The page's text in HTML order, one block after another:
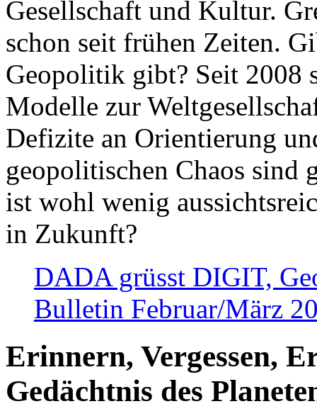
Gesellschaft und Kultur.
schon seit frühen Zeiten.
Geopolitik gibt? Seit 2008
Modelle zur
Defizite an Orientierung
geopolitischen Chaos sind
ist wohl wenig
in Zukunft?
DADA grüsst DIGIT,
Bulletin Februar/März
Erinnern, Vergessen,
Gedächtnis des